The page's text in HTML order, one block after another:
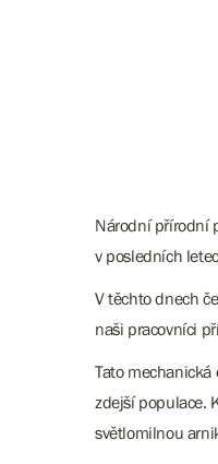
Národní přírodní
v posledních
V těchto dnech
naši pracovníci
Tato
zdejší populace.
světlomilnou